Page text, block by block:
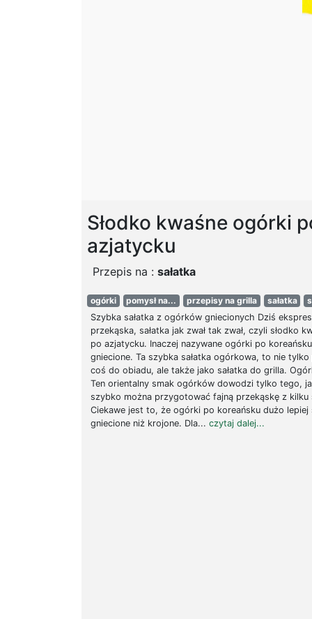
Słodko kwaśne ogórki
azjatycku
Przepis na : sałatka
ogórki pomysł na... przepisy na grilla sałatka
Szybka sałatka z ogórków gniecionych Dziś
przekąska, sałatka jak zwał tak zwał, czyli słodko
po azjatycku. Inaczej nazywane ogórki po
gniecione. Ta szybka sałatka ogórkowa, to nie tylko
coś do obiadu, ale także jako sałatka do grilla.
Ten orientalny smak ogórków dowodzi tylko tego,
szybko można przygotować fajną przekąskę z kilku
Ciekawe jest to, że ogórki po koreańsku dużo lepiej
gniecione niż krojone. Dla... czytaj dalej...